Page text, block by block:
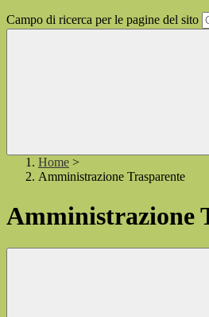
Campo di ricerca per le pagine del sito
Home >
Amministrazione Trasparente
Amministrazione